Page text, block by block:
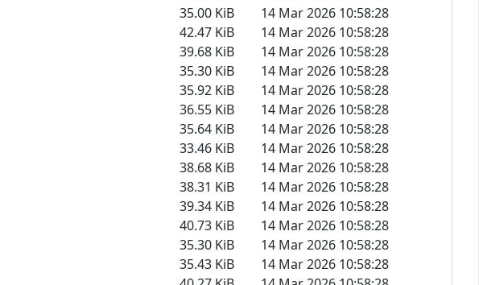
35.00 KiB
14 Mar 2026 10:58:28
42.47 KiB
14 Mar 2026 10:58:28
39.68 KiB
14 Mar 2026 10:58:28
35.30 KiB
14 Mar 2026 10:58:28
35.92 KiB
14 Mar 2026 10:58:28
36.55 KiB
14 Mar 2026 10:58:28
35.64 KiB
14 Mar 2026 10:58:28
33.46 KiB
14 Mar 2026 10:58:28
38.68 KiB
14 Mar 2026 10:58:28
38.31 KiB
14 Mar 2026 10:58:28
39.34 KiB
14 Mar 2026 10:58:28
40.73 KiB
14 Mar 2026 10:58:28
35.30 KiB
14 Mar 2026 10:58:28
35.43 KiB
14 Mar 2026 10:58:28